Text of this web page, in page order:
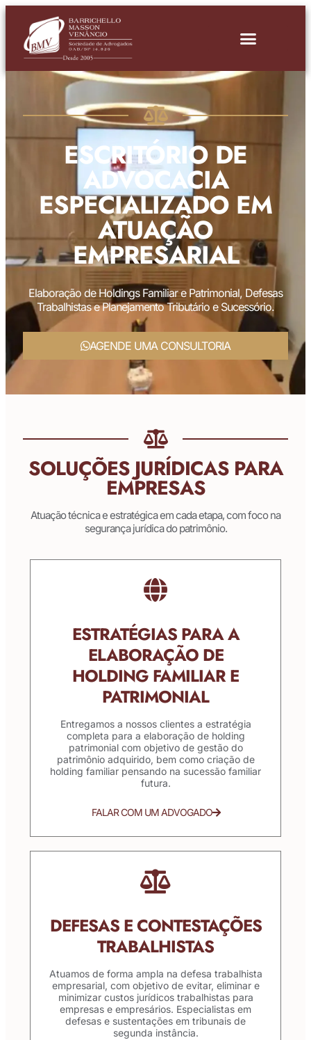
ESCRITÓRIO DE
ADVOCACIA
ESPECIALIZADO EM
ATUAÇÃO
EMPRESARIAL
Elaboração de Holdings Familiar e Patrimonial, Defesas
Trabalhistas e Planejamento Tributário e Sucessório.
AGENDE UMA CONSULTORIA
SOLUÇÕES JURÍDICAS PARA
EMPRESAS
Atuação técnica e estratégica em cada etapa, com foco na
segurança jurídica do patrimônio.
ESTRATÉGIAS PARA A
ELABORAÇÃO DE
HOLDING FAMILIAR E
PATRIMONIAL
Entregamos a nossos clientes a estratégia
completa para a elaboração de holding
patrimonial com objetivo de gestão do
patrimônio adquirido, bem como criação de
holding familiar pensando na sucessão familiar
futura.
FALAR COM UM ADVOGADO
DEFESAS E CONTESTAÇÕES
TRABALHISTAS
Atuamos de forma ampla na defesa trabalhista
empresarial, com objetivo de evitar, eliminar e
minimizar custos jurídicos trabalhistas para
empresas e empresários. Especialistas em
defesas e sustentações em tribunais de
segunda instância.